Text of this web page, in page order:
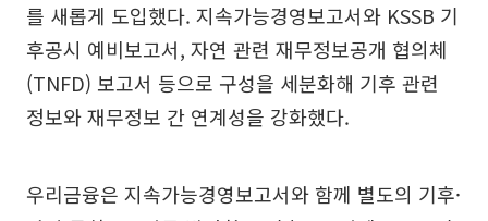
를 새롭게 도입했다. 지속가능경영보고서와 KSSB 기
후공시 예비보고서, 자연 관련 재무정보공개 협의체
(TNFD) 보고서 등으로 구성을 세분화해 기후 관련
정보와 재무정보 간 연계성을 강화했다.
우리금융은 지속가능경영보고서와 함께 별도의 기후·